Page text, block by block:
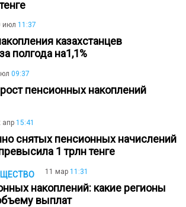
июл 11:37
казахстанцев
полгода на1,1%
09:37
пенсионных накоплений
апр 15:41
снятых пенсионных начислений
1 трлн тенге
11 мар 11:31
накоплений: какие регионы
выплат